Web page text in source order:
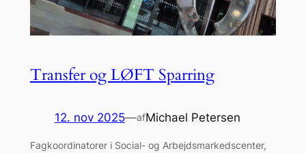
Transfer og LØFT Sparring
12. nov 2025—afMichael Petersen
Fagkoordinatorer i Social- og Arbejdsmarkedscenter,